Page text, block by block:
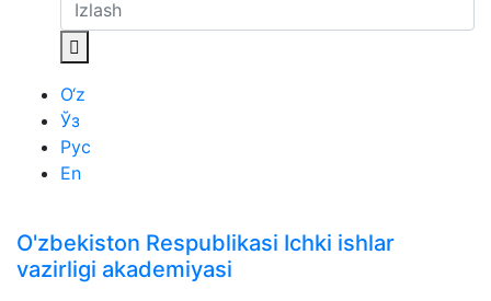
O‘z
Ўз
Рус
En
O'zbekiston Respublikasi Ichki ishlar
vazirligi akademiyasi